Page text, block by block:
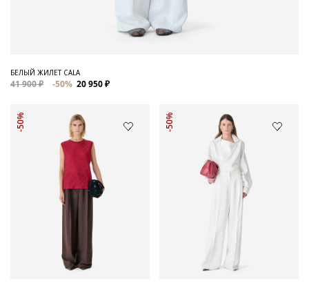
БЕЛЫЙ ЖИЛЕТ CALA
41 900 ₽ -50% 20 950 ₽
-50% -50%